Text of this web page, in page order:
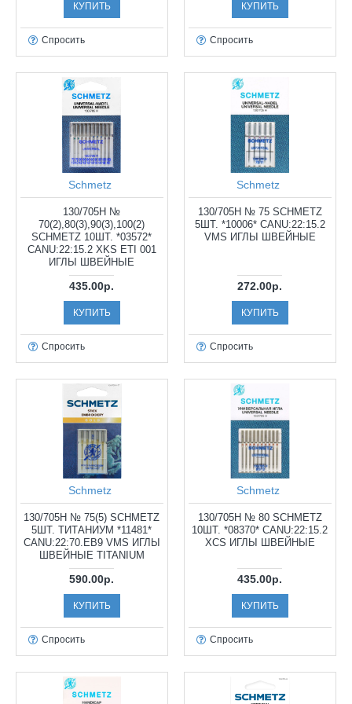
КУПИТЬ
Спросить
КУПИТЬ
Спросить
Schmetz
130/705H №
70(2),80(3),90(3),100(2)
SCHMETZ 10ШТ. *03572*
CANU:22:15.2 XKS ETI 001
ИГЛЫ ШВЕЙНЫЕ
435.00р.
КУПИТЬ
Спросить
Schmetz
130/705H № 75 SCHMETZ
5ШТ. *10006* CANU:22:15.2
VMS ИГЛЫ ШВЕЙНЫЕ
272.00р.
КУПИТЬ
Спросить
Schmetz
130/705H № 75(5) SCHMETZ
5ШТ. ТИТАНИУМ *11481*
CANU:22:70.EB9 VMS ИГЛЫ
ШВЕЙНЫЕ TITANIUM
590.00р.
КУПИТЬ
Спросить
Schmetz
130/705H № 80 SCHMETZ
10ШТ. *08370* CANU:22:15.2
XCS ИГЛЫ ШВЕЙНЫЕ
435.00р.
КУПИТЬ
Спросить